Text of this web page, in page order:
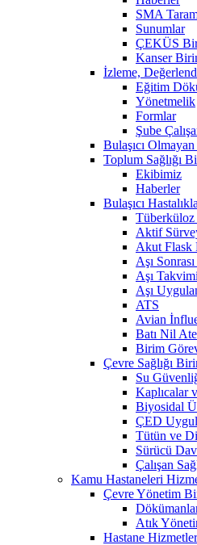
SMA
Sunumlar
ÇEKÜS
Kanser
İzleme,
Eğitim
Yönetmelik
Formlar
Şube
Bulaşıcı
Toplum Sağlığı
Ekibimiz
Haberler
Bulaşıcı
Aktif
Akut Flask
Aşı
Aşı Takvimi
Aşı
ATS
Avian
Batı Nil
Birim
Çevre Sağlığı
Su
Kaplıcalar
Biyosidal
ÇED
Tütün ve
Sürücü
Çalışan
Kamu Hastaneleri
Çevre Yönetim
Atık
Hastane